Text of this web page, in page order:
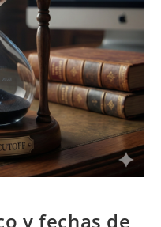
y fechas de